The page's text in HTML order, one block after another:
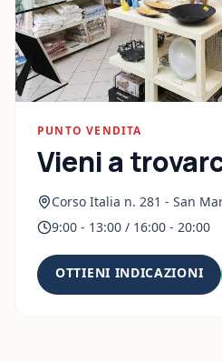
PUNTO VENDITA
Vieni a
Corso Italia n. 281 - San
9:00 - 13:00 / 16:00 - 20:00
OTTIENI INDICAZIONI